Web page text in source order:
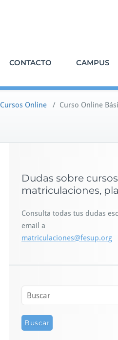
CONTACTO CAMPUS
Cursos Online / Curso Online
Dudas sobre
matriculaciones,
Consulta todas tus dudas
email a
matriculaciones@fesup.org